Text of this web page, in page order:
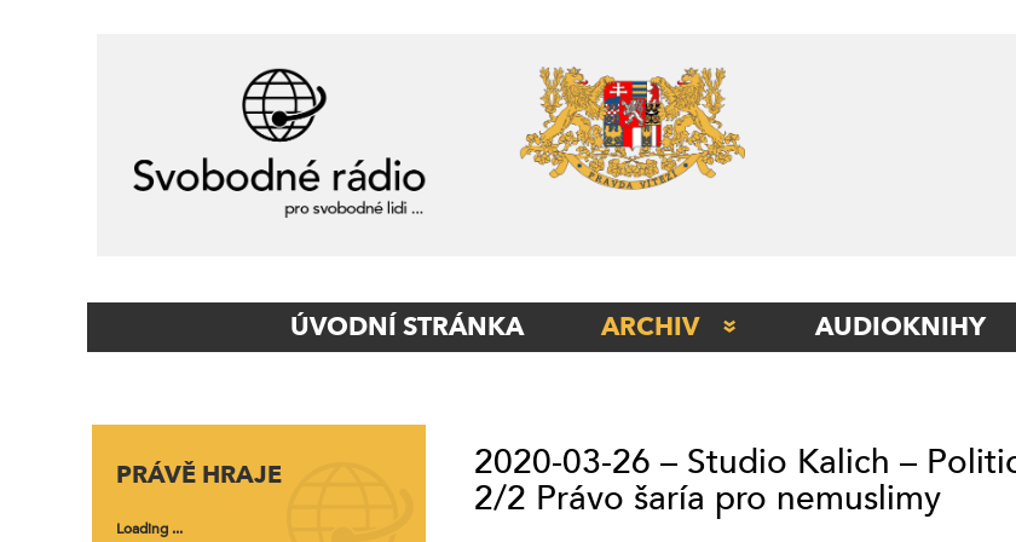
Navigation
ÚVODNÍ STRÁNKA ARCHIV
STUDIO ITÁLIE
STUDIO KLADNO
AUDIOKNIHY
PRÁVĚ HRAJE
Loading ...
2020-03-26 – Studio Kalich –
2/2 Právo šaría pro nemuslimy